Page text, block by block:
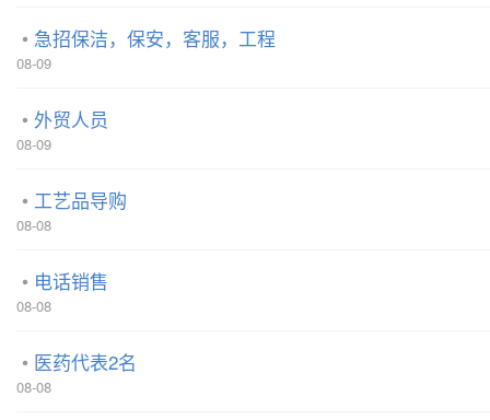
急招保洁，保安，客服，工程
08-09
外贸人员
08-09
工艺品导购
08-08
电话销售
08-08
医药代表2名
08-08